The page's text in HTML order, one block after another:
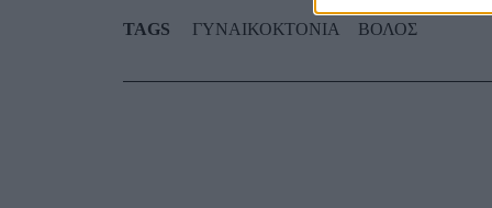
TAGS ΓΥΝΑΙΚΟΚΤΟΝΙΑ ΒΟΛΟΣ